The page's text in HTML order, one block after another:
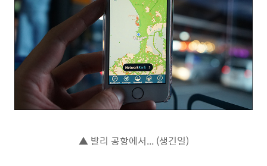
▲ 발리 공항에서... (생긴일)